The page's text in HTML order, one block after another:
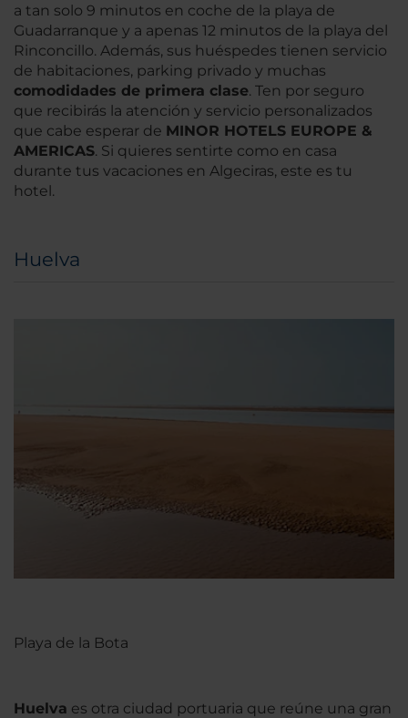
a tan solo 9 minutos en coche de la playa de
Guadarranque y a apenas 12 minutos de la playa del
Rinconcillo. Además, sus huéspedes tienen servicio
de habitaciones, parking privado y muchas
comodidades de primera clase. Ten por seguro
que recibirás la atención y servicio personalizados
que cabe esperar de MINOR HOTELS EUROPE &
AMERICAS. Si quieres sentirte como en casa
durante tus vacaciones en Algeciras, este es tu
hotel.
Huelva
Playa de la Bota
Huelva es otra ciudad portuaria que reúne una gran